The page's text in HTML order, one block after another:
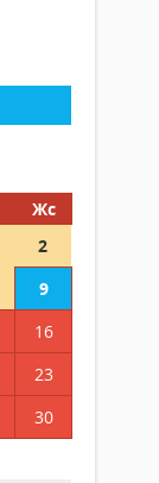
Жс
2
9
16
23
30